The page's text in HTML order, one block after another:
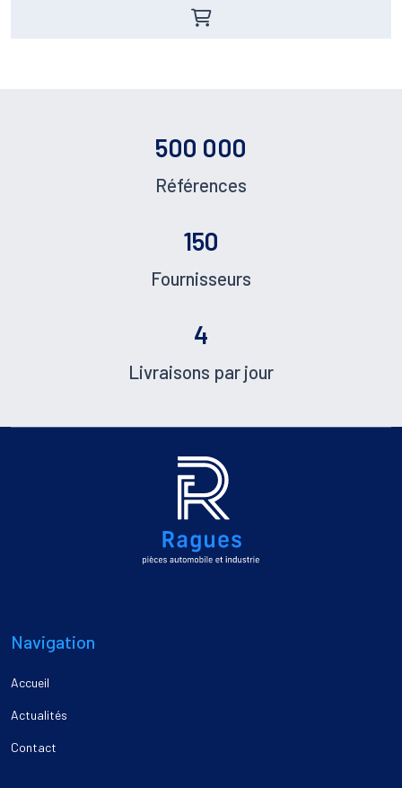
500 000
Références
150
Fournisseurs
4
Livraisons par jour
Navigation
Accueil
Actualités
Contact